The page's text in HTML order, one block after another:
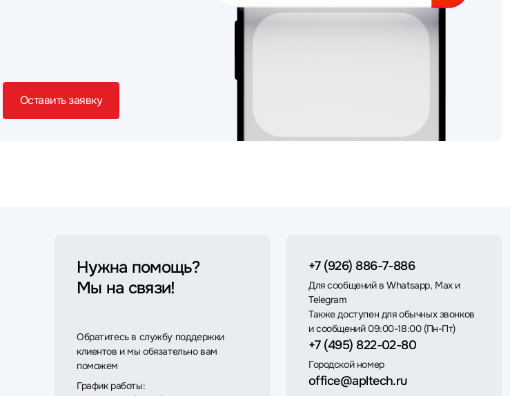
Оставить заявку
Нужна помощь?
Мы на связи!
Обратитесь в службу поддержки
клиентов и мы обязательно вам
поможем
График работы:
+7 (926) 886-7-886
Для сообщений в Whatsapp, Max и
Telegram
Также доступен для обычных звонков
и сообщений 09:00-18:00 (Пн-Пт)
+7 (495) 822-02-80
Городской номер
office@apltech.ru